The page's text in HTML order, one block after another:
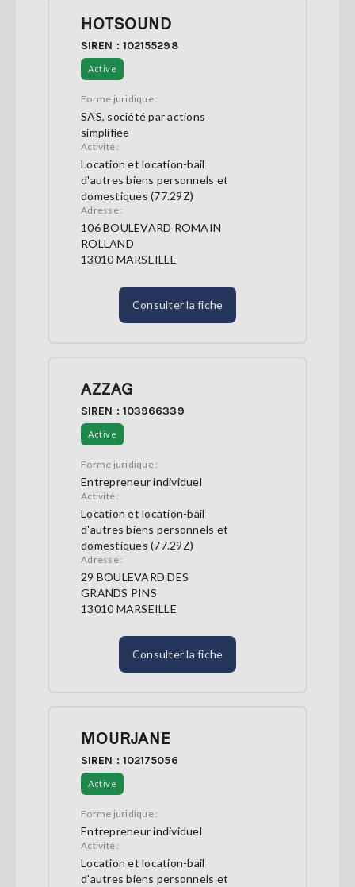
HOTSOUND
SIREN : 102155298
Active
Forme juridique :
SAS, société par actions
simplifiée
Activité :
Location et location-bail
d'autres biens personnels et
domestiques (77.29Z)
Adresse :
106 BOULEVARD ROMAIN
ROLLAND
13010 MARSEILLE
Consulter la fiche
AZZAG
SIREN : 103966339
Active
Forme juridique :
Entrepreneur individuel
Activité :
Location et location-bail
d'autres biens personnels et
domestiques (77.29Z)
Adresse :
29 BOULEVARD DES
GRANDS PINS
13010 MARSEILLE
Consulter la fiche
MOURJANE
SIREN : 102175056
Active
Forme juridique :
Entrepreneur individuel
Activité :
Location et location-bail
d'autres biens personnels et